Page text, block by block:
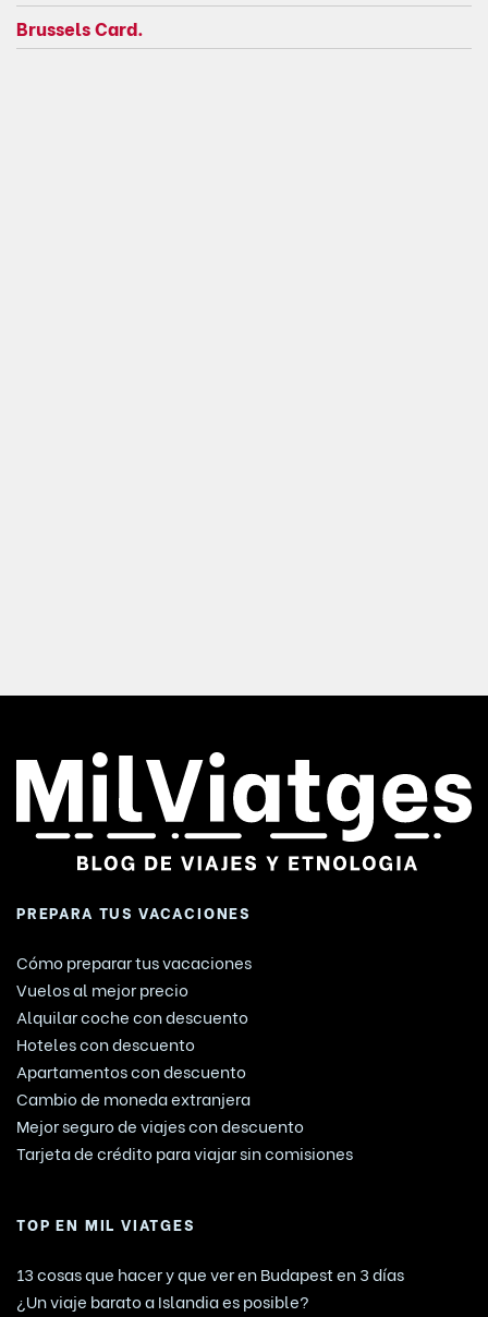
Brussels Card.
PREPARA TUS VACACIONES
Cómo preparar tus vacaciones
Vuelos al mejor precio
Alquilar coche con descuento
Hoteles con descuento
Apartamentos con descuento
Cambio de moneda extranjera
Mejor seguro de viajes con descuento
Tarjeta de crédito para viajar sin comisiones
TOP EN MIL VIATGES
13 cosas que hacer y que ver en Budapest en 3 días
¿Un viaje barato a Islandia es posible?